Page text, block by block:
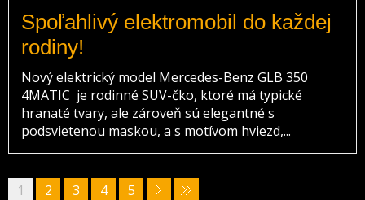
Spoľahlivý elektromobil do každej
rodiny!
Nový elektrický model Mercedes-Benz GLB 350
4MATIC je rodinné SUV-čko, ktoré má typické
hranaté tvary, ale zároveň sú elegantné s
podsvietenou maskou, a s motívom hviezd,...
1 2 3 4 5